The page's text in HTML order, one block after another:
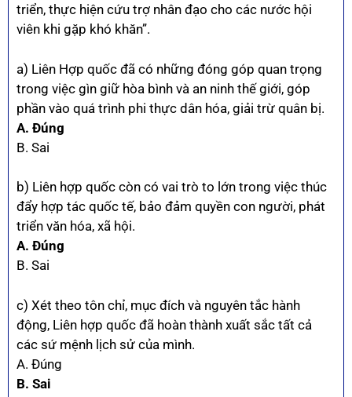
triển, thực hiện cứu trợ nhân đạo cho các nước hội
viên khi gặp khó khăn”.
a) Liên Hợp quốc đã có những đóng góp quan trọng
trong việc gìn giữ hòa bình và an ninh thế giới, góp
phần vào quá trình phi thực dân hóa, giải trừ quân bị.
A. Đúng
B. Sai
b) Liên hợp quốc còn có vai trò to lớn trong việc thúc
đẩy hợp tác quốc tế, bảo đảm quyền con người, phát
triển văn hóa, xã hội.
A. Đúng
B. Sai
c) Xét theo tôn chỉ, mục đích và nguyên tắc hành
động, Liên hợp quốc đã hoàn thành xuất sắc tất cả
các sứ mệnh lịch sử của mình.
A. Đúng
B. Sai